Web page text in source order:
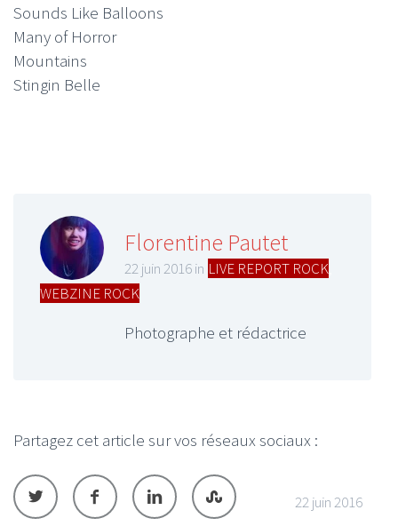
Sounds Like Balloons
Many of Horror
Mountains
Stingin Belle
Florentine Pautet
22 juin 2016 in LIVE REPORT ROCK
WEBZINE ROCK
Photographe et rédactrice
Partagez cet article sur vos réseaux sociaux :
22 juin 2016